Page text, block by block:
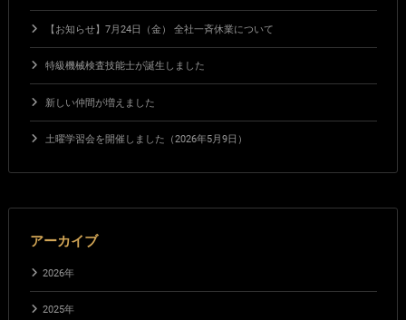
【お知らせ】7月24日（金） 全社一斉休業について
特級機械検査技能士が誕生しました
新しい仲間が増えました
土曜学習会を開催しました（2026年5月9日）
アーカイブ
2026年
2025年